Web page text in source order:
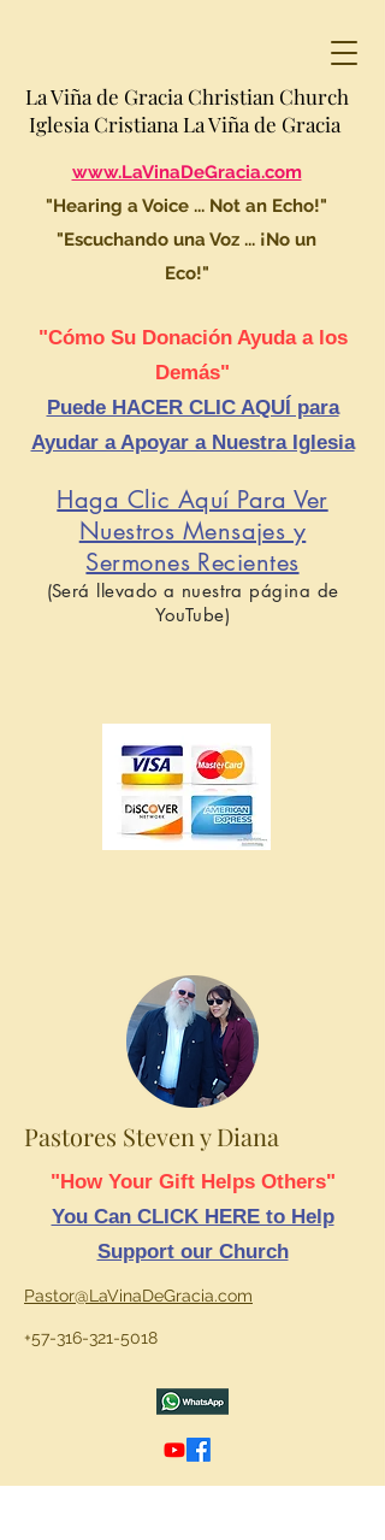
La Viña de Gracia Christian Church
Iglesia Cristiana La Viña de Gracia
www.LaVinaDeGracia.com
"Hearing a Voice ... Not an Echo!"
"Escuchando una Voz ... ¡No un
Eco!"
"Cómo Su Donación Ayuda a los
Demás"
Puede HACER CLIC AQUÍ para
Ayudar a Apoyar a Nuestra Iglesia
Haga Clic Aquí Para Ver
Nuestros Mensajes y
Sermones Recientes
(Será llevado a nuestra página de
YouTube)
Pastores Steven y Diana
"How Your Gift Helps Others"
You Can CLICK HERE to Help
Support our Church
Pastor@LaVinaDeGracia.com
+57-316-321-5018